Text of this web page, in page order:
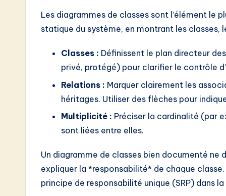
Les diagrammes de classes sont l’élément le
statique du système, en montrant les
Classes : Définissent le plan directeur
privé, protégé) pour clarifier le contrôle
Relations : Marquer clairement les
héritages. Utiliser des flèches pour
Multiplicité : Préciser la cardinalité (par
sont liées entre elles.
Un diagramme de classes bien documenté
expliquer la *responsabilité* de chaque
principe de responsabilité unique (SRP) dans